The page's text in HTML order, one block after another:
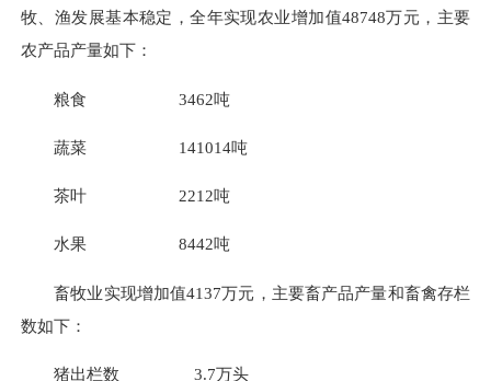
牧、渔发展基本稳定，全年实现农业增加值48748万元，主要
农产品产量如下：
粮食 3462吨
蔬菜 141014吨
茶叶 2212吨
水果 8442吨
畜牧业实现增加值4137万元，主要畜产品产量和畜禽存栏
数如下：
猪出栏数 3.7万头